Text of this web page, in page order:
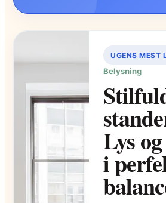
UGENS MEST
Belysning
Lys
i